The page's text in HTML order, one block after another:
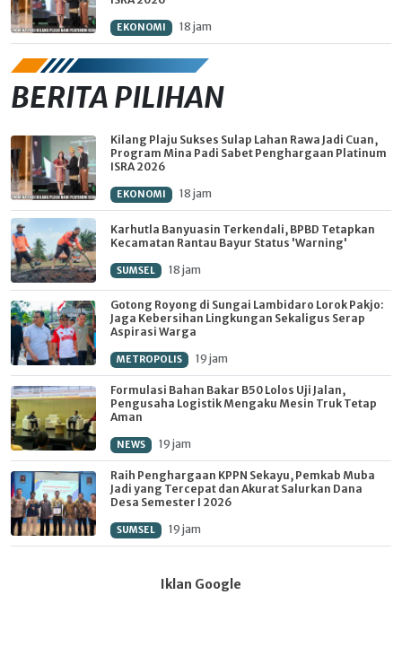
EKONOMI 18 jam
BERITA PILIHAN
Kilang Plaju Sukses Sulap Lahan Rawa Jadi Cuan,
Program Mina Padi Sabet Penghargaan Platinum
ISRA 2026
EKONOMI 18 jam
Karhutla Banyuasin Terkendali, BPBD Tetapkan
Kecamatan Rantau Bayur Status 'Warning'
SUMSEL 18 jam
Gotong Royong di Sungai Lambidaro Lorok Pakjo:
Jaga Kebersihan Lingkungan Sekaligus Serap
Aspirasi Warga
METROPOLIS 19 jam
Formulasi Bahan Bakar B50 Lolos Uji Jalan,
Pengusaha Logistik Mengaku Mesin Truk Tetap
Aman
NEWS 19 jam
Raih Penghargaan KPPN Sekayu, Pemkab Muba
Jadi yang Tercepat dan Akurat Salurkan Dana
Desa Semester I 2026
SUMSEL 19 jam
Iklan Google